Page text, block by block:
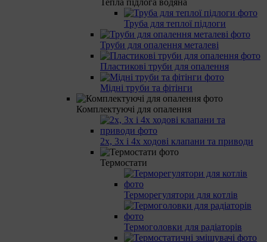
Труба для теплої підлоги
Труби для опалення металеві
Пластикові труби для опалення
Мідні труби та фітінги
Комплектуючі для опалення
2х, 3х і 4х ходові клапани та приводи
Термостати
Терморегулятори для котлів
Термоголовки для радіаторів